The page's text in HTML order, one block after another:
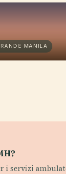
MANILA
i servizi